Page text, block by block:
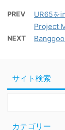
PREV
UR65を
Project
NEXT
サイト検索
カテゴリー